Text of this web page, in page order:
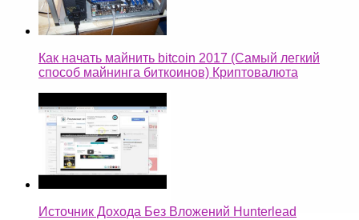
Как начать майнить bitcoin 2017 (Самый легкий
способ майнинга биткоинов) Криптовалюта
Источник Дохода Без Вложений Hunterlead